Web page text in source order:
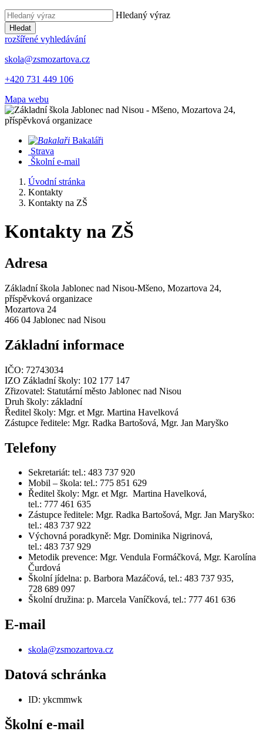
Hledaný výraz
Hledat
rozšířené vyhledávání
skola@zsmozartova.cz
+420 731 449 106
Mapa webu
Bakaláři
Strava
Školní e-mail
Úvodní stránka
Kontakty
Kontakty na ZŠ
Kontakty na ZŠ
Adresa
Základní škola Jablonec nad Nisou-Mšeno, Mozartova 24,
příspěvková organizace
Mozartova 24
466 04 Jablonec nad Nisou
Základní informace
IČO: 72743034
IZO Základní školy: 102 177 147
Zřizovatel: Statutární město Jablonec nad Nisou
Druh školy: základní
Ředitel školy: Mgr. et Mgr. Martina Havelková
Zástupce ředitele: Mgr. Radka Bartošová, Mgr. Jan Maryško
Telefony
Sekretariát: tel.: 483 737 920
Mobil – škola: tel.: 775 851 629
Ředitel školy: Mgr. et Mgr. Martina Havelková,
tel.: 777 461 635
Zástupce ředitele: Mgr. Radka Bartošová, Mgr. Jan Maryško:
tel.: 483 737 922
Výchovná poradkyně: Mgr. Dominika Nigrinová,
tel.: 483 737 929
Metodik prevence: Mgr. Vendula Formáčková, Mgr. Karolína
Čurdová
Školní jídelna: p. Barbora Mazáčová, tel.: 483 737 935,
728 689 097
Školní družina: p. Marcela Vaníčková, tel.: 777 461 636
E-mail
skola@zsmozartova.cz
Datová schránka
ID: ykcmmwk
Školní e-mail